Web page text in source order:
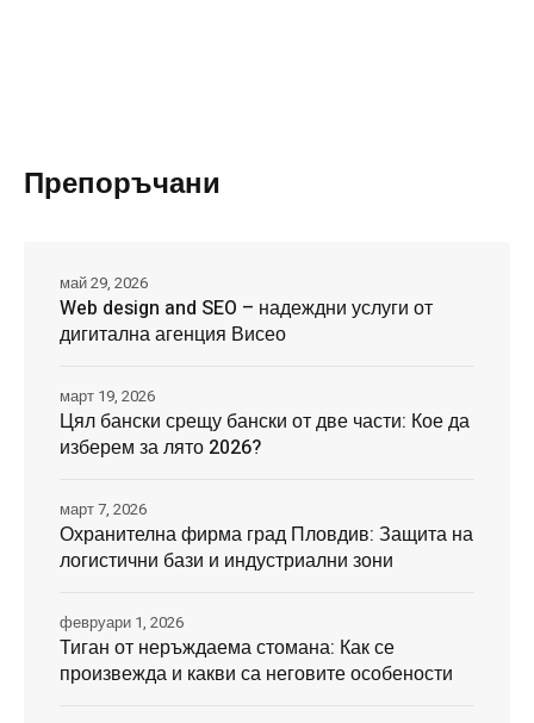
Препоръчани
Web design and SEO – надеждни услуги от
дигитална агенция Висео
май 29, 2026
Цял бански срещу бански от две части: Кое да
изберем за лято 2026?
март 19, 2026
Охранителна фирма град Пловдив: Защита на
логистични бази и индустриални зони
март 7, 2026
Тиган от неръждаема стомана: Как се
произвежда и какви са неговите особености
февруари 1, 2026